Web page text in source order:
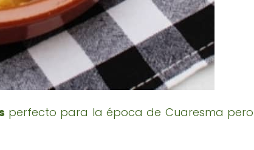
perfecto para la época de Cuaresma pero